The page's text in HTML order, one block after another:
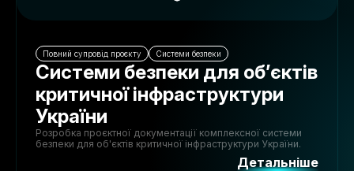
Повний супровід проєкту Системи безпеки
Системи безпеки для об’єктів
критичної інфраструктури
України
Розробка проєктної документації комплексної системи
безпеки для об'єктів критичної інфраструктури України.
Детальніше